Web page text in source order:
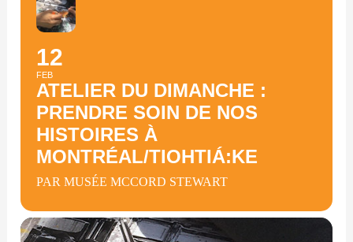
12
FEB
ATELIER DU DIMANCHE :
PRENDRE SOIN DE NOS
HISTOIRES À
MONTRÉAL/TIOHTIÁ:KE
PAR MUSÉE MCCORD STEWART